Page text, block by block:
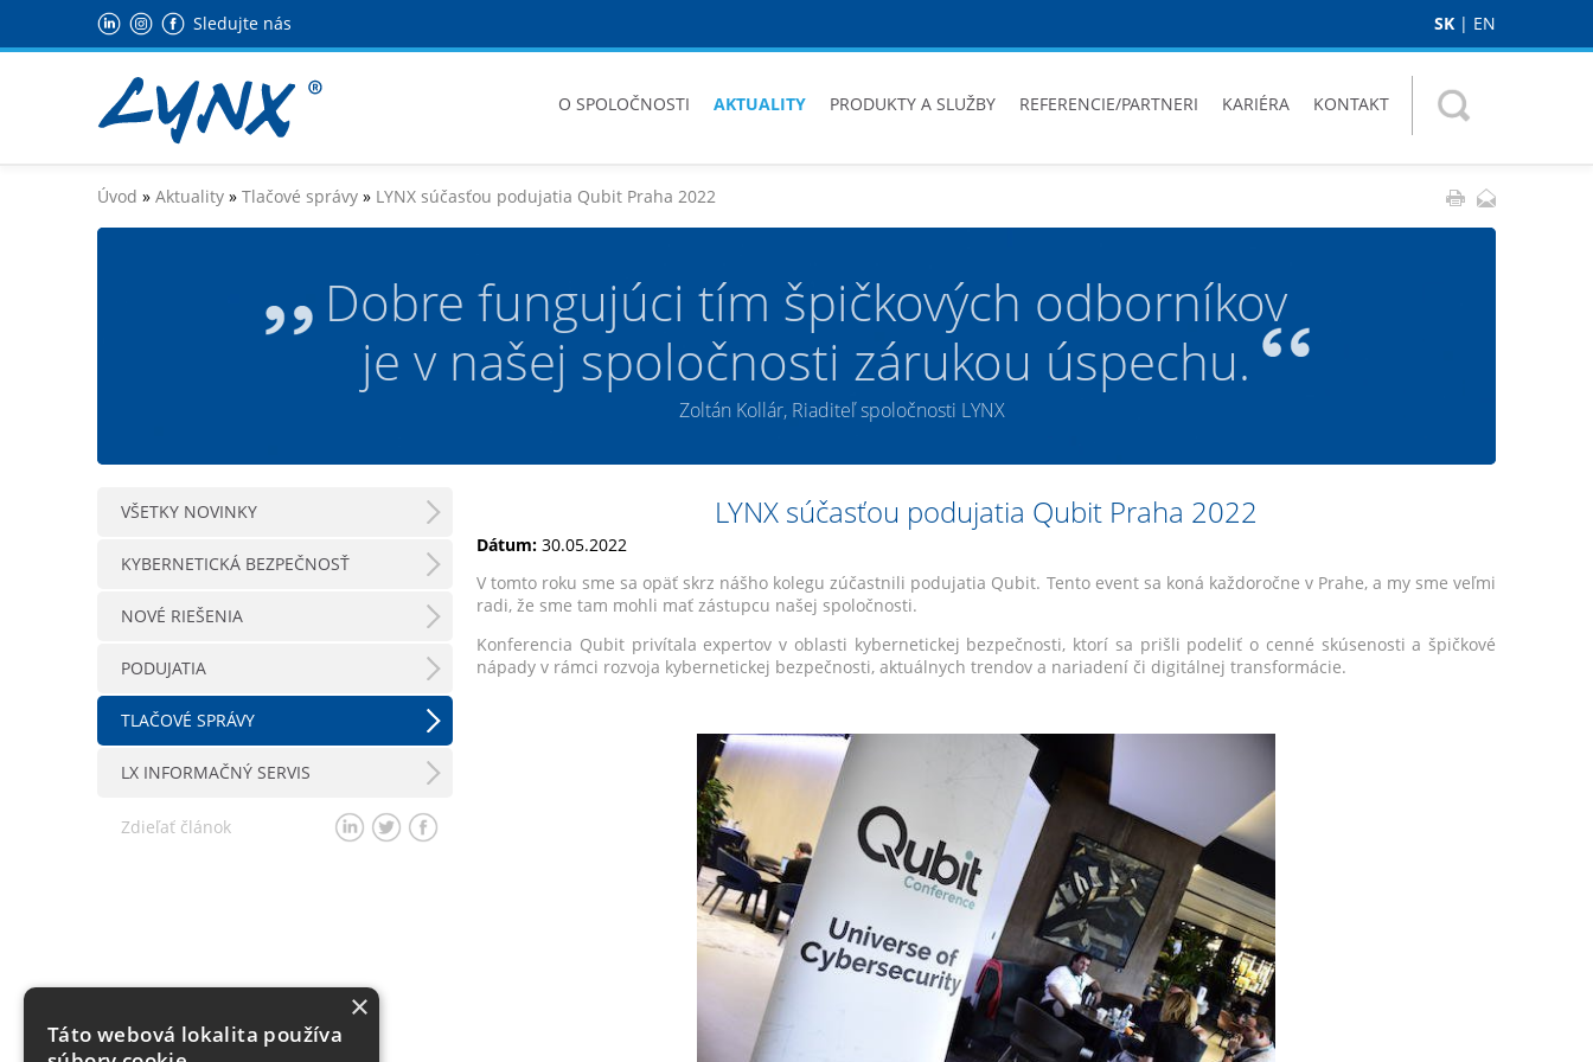
Sledujte nás SK | EN
O SPOLOČNOSTI AKTUALITY PRODUKTY A SLUŽBY REFERENCIE/PARTNERI KARIÉRA KONTAKT
Úvod » Aktuality » Tlačové správy » LYNX súčasťou podujatia Qubit Praha 2022
Dobre fungujúci tím špičkových odborníkov
je v našej spoločnosti zárukou úspechu.
Zoltán Kollár, Riaditeľ spoločnosti LYNX
LYNX súčasťou podujatia Qubit Praha 2022
Dátum: 30.05.2022
V tomto roku sme sa opäť skrz nášho kolegu zúčastnili podujatia Qubit. Tento event sa koná každoročne v Prahe, a my sme veľmi
radi, že sme tam mohli mať zástupcu našej spoločnosti.
Konferencia Qubit privítala expertov v oblasti kybernetickej bezpečnosti, ktorí sa prišli podeliť o cenné skúsenosti a špičkové
nápady v rámci rozvoja kybernetickej bezpečnosti, aktuálnych trendov a nariadení či digitálnej transformácie.
VŠETKY NOVINKY
KYBERNETICKÁ BEZPEČNOSŤ
NOVÉ RIEŠENIA
PODUJATIA
TLAČOVÉ SPRÁVY
LX INFORMAČNÝ SERVIS
Zdieľať článok
×
Táto webová lokalita používa